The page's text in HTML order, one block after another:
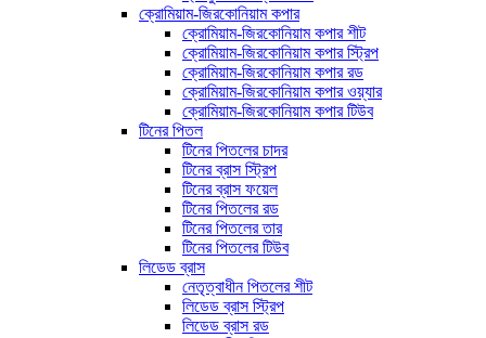
ক্রোমিয়াম-জিরকোনিয়াম কপার
ক্রোমিয়াম-জিরকোনিয়াম কপার শীট
ক্রোমিয়াম-জিরকোনিয়াম কপার স্ট্রিপ
ক্রোমিয়াম-জিরকোনিয়াম কপার রড
ক্রোমিয়াম-জিরকোনিয়াম কপার ওয়্যার
ক্রোমিয়াম-জিরকোনিয়াম কপার টিউব
টিনের পিতল
টিনের পিতলের চাদর
টিনের ব্রাস স্ট্রিপ
টিনের ব্রাস ফয়েল
টিনের পিতলের রড
টিনের পিতলের তার
টিনের পিতলের টিউব
লিডেড ব্রাস
নেতৃত্বাধীন পিতলের শীট
লিডেড ব্রাস স্ট্রিপ
লিডেড ব্রাস রড